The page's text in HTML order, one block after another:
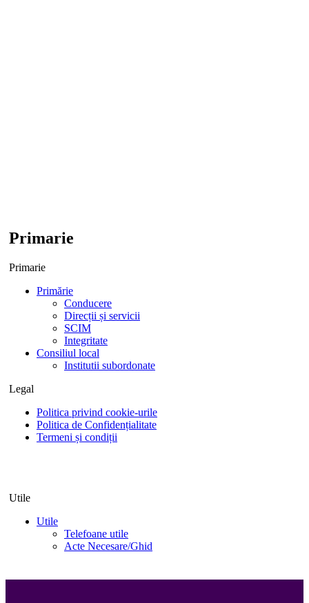
Primarie
Primarie
Primărie
Conducere
Direcții și servicii
SCIM
Integritate
Consiliul local
Institutii subordonate
Legal
Politica privind cookie-urile
Politica de Confidențialitate
Termeni și condiții
Utile
Utile
Telefoane utile
Acte Necesare/Ghid